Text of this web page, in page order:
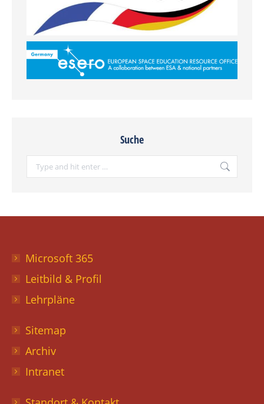
Suche
Microsoft 365
Leitbild & Profil
Lehrpläne
Sitemap
Archiv
Intranet